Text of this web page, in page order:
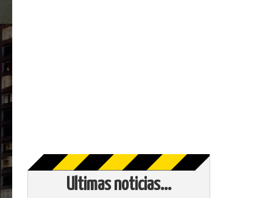
Ultimas noticias...